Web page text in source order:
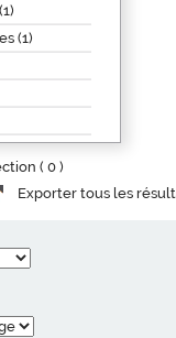
(1)
( 0 )
Exporter tous les